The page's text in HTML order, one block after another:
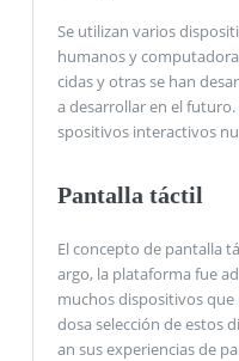
Se utilizan varios
humanos y
cidas y otras se han
a desarrollar en el
spositivos interactivos
Pantalla táctil
El concepto de pantalla
argo, la plataforma fue
muchos dispositivos que
dosa selección de estos
an sus experiencias de